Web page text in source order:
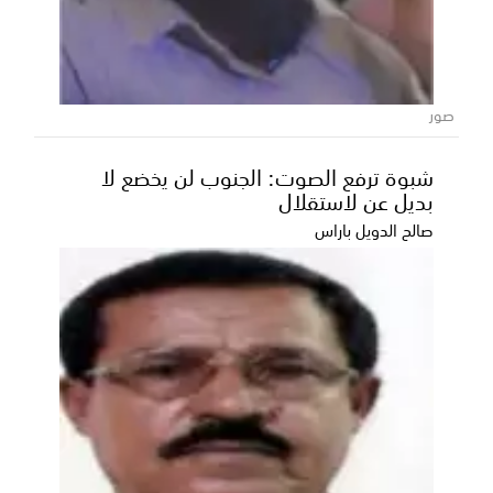
محافظ المهرة ووزيرا الزراعة والمياه
يطلعون على التجهيزات النهائية لمدينة
الملك سلمان الطبية بالغيضة
اطّلع معالي الأستاذ محمد علي ياسر محافظ محافظةصور
شبوة ترفع الصوت: الجنوب لن يخضع لا
بديل عن لاستقلال
صالح الدويل باراس